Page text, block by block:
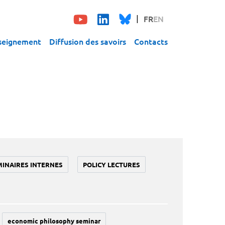
FREN
Diffusion des savoirs Contacts
INTERNES POLICY LECTURES
economic philosophy seminar